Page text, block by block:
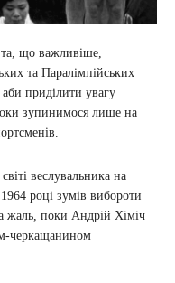
що важливіше,
та Паралімпійських
аби приділити увагу
зупинимося лише на
веслувальника на
році зумів вибороти
жаль, поки Андрій Хіміч
черкащанином